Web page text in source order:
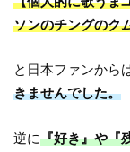
ソンのチングのク
と日本ファンから
きませんでした。
逆に『好き』や『